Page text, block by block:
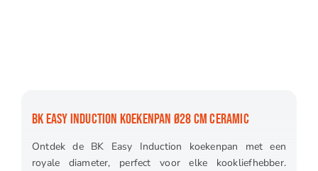
BK EASY INDUCTION KOEKENPAN Ø28 CM CERAMIC
Ontdek de BK Easy Induction koekenpan met een
royale diameter, perfect voor elke kookliefhebber.